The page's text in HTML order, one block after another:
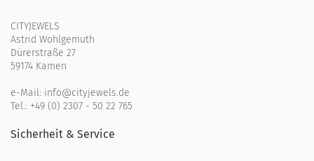
CITYJEWELS
Astrid Wohlgemuth
Dürerstraße 27
59174 Kamen
e-Mail: info@cityjewels.de
Tel.: +49 (0) 2307 - 50 22 765
Sicherheit & Service